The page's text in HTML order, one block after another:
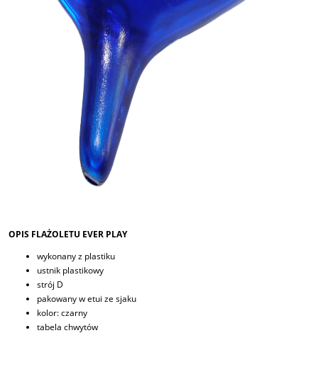
OPIS FLAŻOLETU EVER PLAY
wykonany z plastiku
ustnik plastikowy
strój D
pakowany w etui ze sjaku
kolor: czarny
tabela chwytów